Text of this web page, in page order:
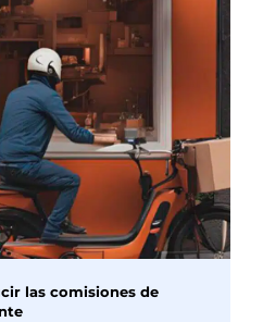
las comisiones de